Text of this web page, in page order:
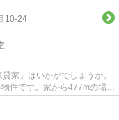
10-24
家」はいかがでしょうか。
件です。家から477mの場所